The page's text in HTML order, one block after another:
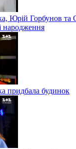
Юрій Горбунов та
народження
придбала будинок